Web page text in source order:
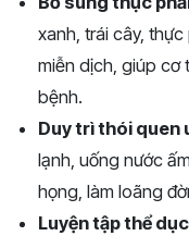
xanh, trái cây,
miễn dịch, giúp cơ
bệnh.
Duy trì thói quen
lạnh, uống nước
họng, làm loãng
Luyện tập thể